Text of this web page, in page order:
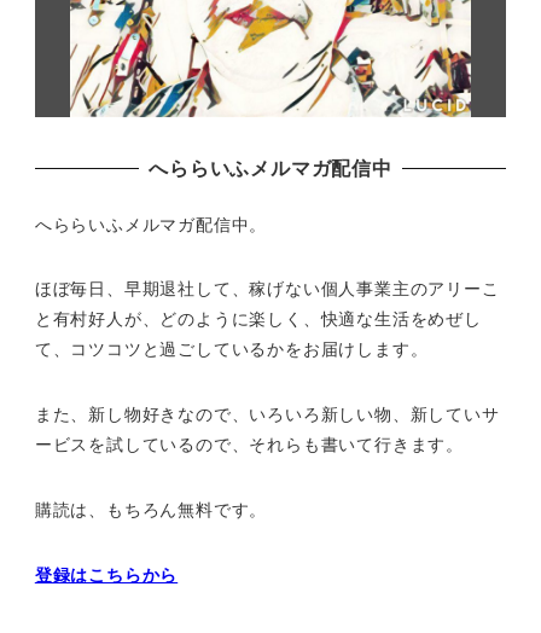
へららいふメルマガ配信中
へららいふメルマガ配信中。
ほぼ毎日、早期退社して、稼げない個人事業主のアリーこ
と有村好人が、どのように楽しく、快適な生活をめぜし
て、 コツコツと過ごしているかをお届けします。
また、新し物好きなので、いろいろ新しい物、 新していサ
ービスを試しているので、それらも書いて行きます。
購読は、もちろん無料です。
登録はこちらから